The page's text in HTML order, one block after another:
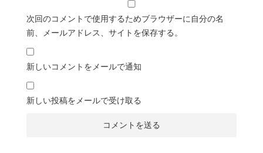
次回のコメントで使用するためブラウザーに自分の名
前、メールアドレス、サイトを保存する。
新しいコメントをメールで通知
新しい投稿をメールで受け取る